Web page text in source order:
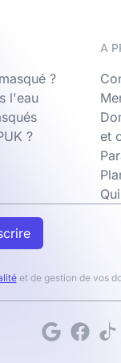
?
l'eau
?
A
et
et de gestion de vos